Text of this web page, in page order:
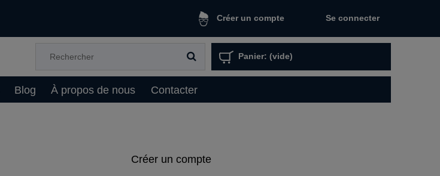
Créer un compte Se connecter
Panier: (vide)
Blog À propos de nous Contacter
Créer un compte